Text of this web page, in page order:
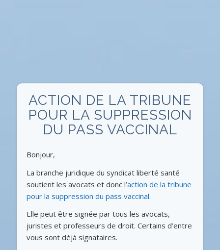
ACTION DE LA TRIBUNE
POUR LA SUPPRESSION
DU PASS VACCINAL
Bonjour,
La branche juridique du syndicat liberté santé
soutient les avocats et donc l’action de la tribune
pour la suppression du pass vaccinal.
Elle peut être signée par tous les avocats,
juristes et professeurs de droit. Certains d’entre
vous sont déjà signataires.